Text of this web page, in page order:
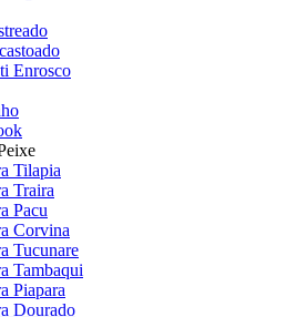
Enrosco
Tilapia
Traira
Pacu
Corvina
Tucunare
Tambaqui
Piapara
Dourado